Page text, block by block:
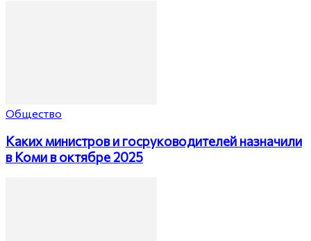
Общество
Каких министров и госруководителей назначили
в Коми в октябре 2025